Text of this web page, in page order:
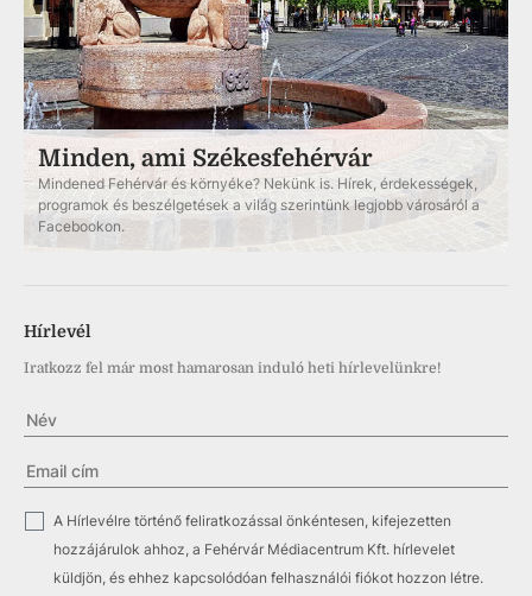
Minden, ami Székesfehérvár
Mindened Fehérvár és környéke? Nekünk is. Hírek, érdekességek,
programok és beszélgetések a világ szerintünk legjobb városáról a
Facebookon.
Hírlevél
Iratkozz fel már most hamarosan induló heti hírlevelünkre!
✓
A Hírlevélre történő feliratkozással önkéntesen, kifejezetten
hozzájárulok ahhoz, a Fehérvár Médiacentrum Kft. hírlevelet
küldjön, és ehhez kapcsolódóan felhasználói fiókot hozzon létre.